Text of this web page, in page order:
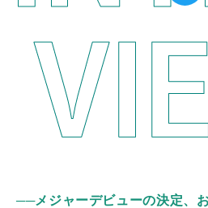
──メジャーデビューの決定、